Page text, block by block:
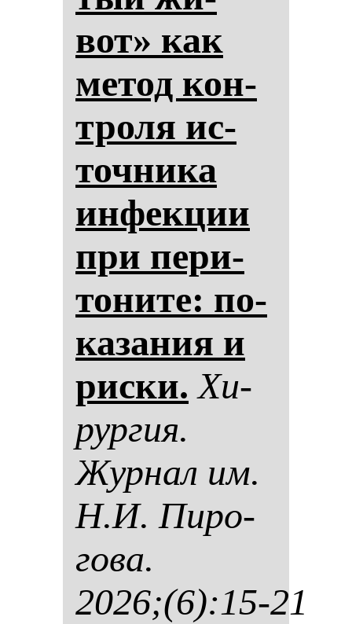
вот» как
ме­тод кон­
тро­ля ис­
точ­ни­ка
ин­фек­ции
при пе­ри­
то­ни­те: по­
ка­за­ния и
рис­ки. Хи­
рур­гия.
Жур­нал им.
Н.И. Пи­ро­
го­ва.
2026;(6):15-21